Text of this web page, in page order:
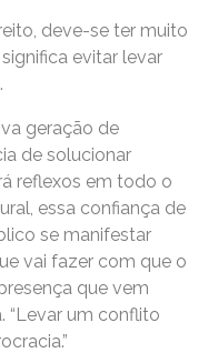
deve-se ter muito
evitar levar
geração de
de solucionar
reflexos em todo o
essa confiança de
se manifestar
vai fazer com que o
que vem
“Levar um conflito